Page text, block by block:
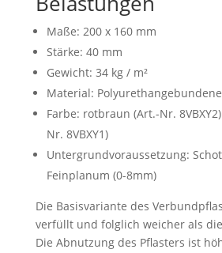
Maße: 200 x 160 mm
Stärke: 40 mm
Gewicht: 34 kg / m²
Material:
Farbe: rotbraun (Art.-Nr.
Nr. 8VBXY1)
Untergrundvoraussetzung:
Feinplanum (0-8mm)
Die Basisvariante des
verfüllt und folglich weicher als die
Die Abnutzung des Pflasters ist